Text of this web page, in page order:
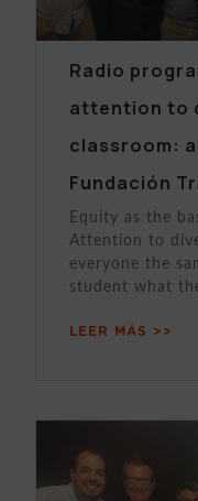
Radio
attention to
classroom:
Fundación
Equity as the
Attention to
everyone the
student what
LEER MÁS >>